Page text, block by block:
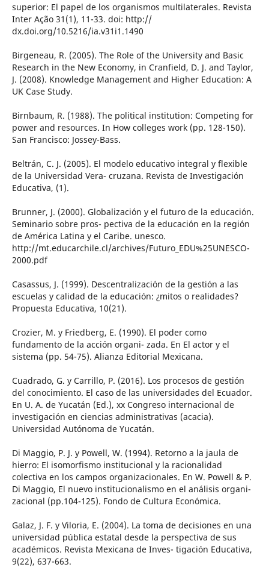
superior: El papel de los organismos multilaterales. Revista
Inter Ação 31(1), 11-33. doi: http://
dx.doi.org/10.5216/ia.v31i1.1490
Birgeneau, R. (2005). The Role of the University and Basic
Research in the New Economy, in Cranfield, D. J. and Taylor,
J. (2008). Knowledge Management and Higher Education: A
UK Case Study.
Birnbaum, R. (1988). The political institution: Competing for
power and resources. In How colleges work (pp. 128-150).
San Francisco: Jossey-Bass.
Beltrán, C. J. (2005). El modelo educativo integral y flexible
de la Universidad Vera- cruzana. Revista de Investigación
Educativa, (1).
Brunner, J. (2000). Globalización y el futuro de la educación.
Seminario sobre pros- pectiva de la educación en la región
de América Latina y el Caribe. unesco.
http://mt.educarchile.cl/archives/Futuro_EDU%25UNESCO-
2000.pdf
Casassus, J. (1999). Descentralización de la gestión a las
escuelas y calidad de la educación: ¿mitos o realidades?
Propuesta Educativa, 10(21).
Crozier, M. y Friedberg, E. (1990). El poder como
fundamento de la acción organi- zada. En El actor y el
sistema (pp. 54-75). Alianza Editorial Mexicana.
Cuadrado, G. y Carrillo, P. (2016). Los procesos de gestión
del conocimiento. El caso de las universidades del Ecuador.
En U. A. de Yucatán (Ed.), xx Congreso internacional de
investigación en ciencias administrativas (acacia).
Universidad Autónoma de Yucatán.
Di Maggio, P. J. y Powell, W. (1994). Retorno a la jaula de
hierro: El isomorfismo institucional y la racionalidad
colectiva en los campos organizacionales. En W. Powell & P.
Di Maggio, El nuevo institucionalismo en el análisis organi-
zacional (pp.104-125). Fondo de Cultura Económica.
Galaz, J. F. y Viloria, E. (2004). La toma de decisiones en una
universidad pública estatal desde la perspectiva de sus
académicos. Revista Mexicana de Inves- tigación Educativa,
9(22), 637-663.